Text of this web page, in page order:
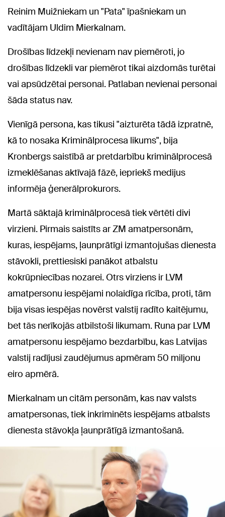
Reinim Muižniekam un "Pata" īpašniekam un
vadītājam Uldim Mierkalnam.
Drošības līdzekļi nevienam nav piemēroti, jo
drošības līdzekli var piemērot tikai aizdomās turētai
vai apsūdzētai personai. Patlaban nevienai personai
šāda status nav.
Vienīgā persona, kas tikusi "aizturēta tādā izpratnē,
kā to nosaka Kriminālprocesa likums", bija
Kronbergs saistībā ar pretdarbību kriminālprocesā
izmeklēšanas aktīvajā fāzē, iepriekš medijus
informēja ģenerālprokurors.
Martā sāktajā kriminālprocesā tiek vērtēti divi
virzieni. Pirmais saistīts ar ZM amatpersonām,
kuras, iespējams, ļaunprātīgi izmantojušas dienesta
stāvokli, prettiesiski panākot atbalstu
kokrūpniecības nozarei. Otrs virziens ir LVM
amatpersonu iespējami nolaidīga rīcība, proti, tām
bija visas iespējas novērst valstij radīto kaitējumu,
bet tās nerīkojās atbilstoši likumam. Runa par LVM
amatpersonu iespējamo bezdarbību, kas Latvijas
valstij radījusi zaudējumus apmēram 50 miljonu
eiro apmērā.
Mierkalnam un citām personām, kas nav valsts
amatpersonas, tiek inkriminēts iespējams atbalsts
dienesta stāvokļa ļaunprātīgā izmantošanā.